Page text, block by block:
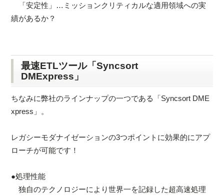
「安定性」…ミッションクリティカルな適用領域への実
績があるか？
最速ETLツール「Syncsort
DMExpress」
ちなみに弊社のラインナップの一つである「Syncsort DME
xpress」。
レガシーモダナイゼーションの3つポイントに効果的にアプ
ローチが可能です！
●処理性能
独自のテクノロジーにより世界一を記録した超高速処理